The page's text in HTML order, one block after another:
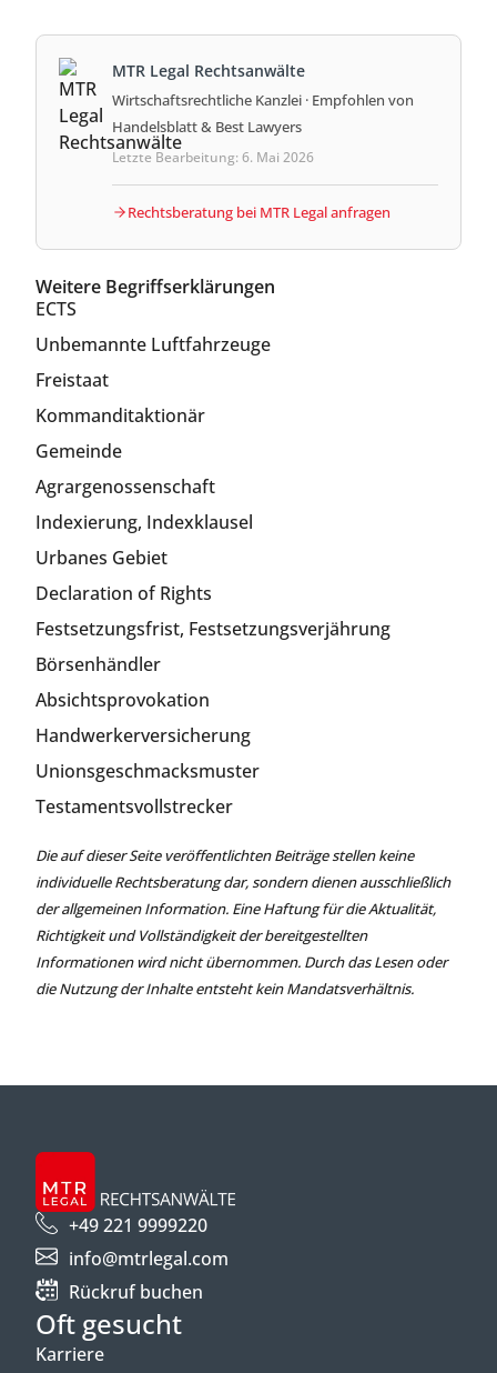
MTR Legal Rechtsanwälte
Wirtschaftsrechtliche Kanzlei · Empfohlen von
Handelsblatt & Best Lawyers
Letzte Bearbeitung: 6. Mai 2026
Rechtsberatung bei MTR Legal anfragen
Weitere Begriffserklärungen
ECTS
Unbemannte Luftfahrzeuge
Freistaat
Kommanditaktionär
Gemeinde
Agrargenossenschaft
Indexierung, Indexklausel
Urbanes Gebiet
Declaration of Rights
Festsetzungsfrist, Festsetzungsverjährung
Börsenhändler
Absichtsprovokation
Handwerkerversicherung
Unionsgeschmacksmuster
Testamentsvollstrecker
Die auf dieser Seite veröffentlichten Beiträge stellen keine
individuelle Rechtsberatung dar, sondern dienen ausschließlich
der allgemeinen Information. Eine Haftung für die Aktualität,
Richtigkeit und Vollständigkeit der bereitgestellten
Informationen wird nicht übernommen. Durch das Lesen oder
die Nutzung der Inhalte entsteht kein Mandatsverhältnis.
+49 221 9999220
info@mtrlegal.com
Rückruf buchen
Oft gesucht
Karriere